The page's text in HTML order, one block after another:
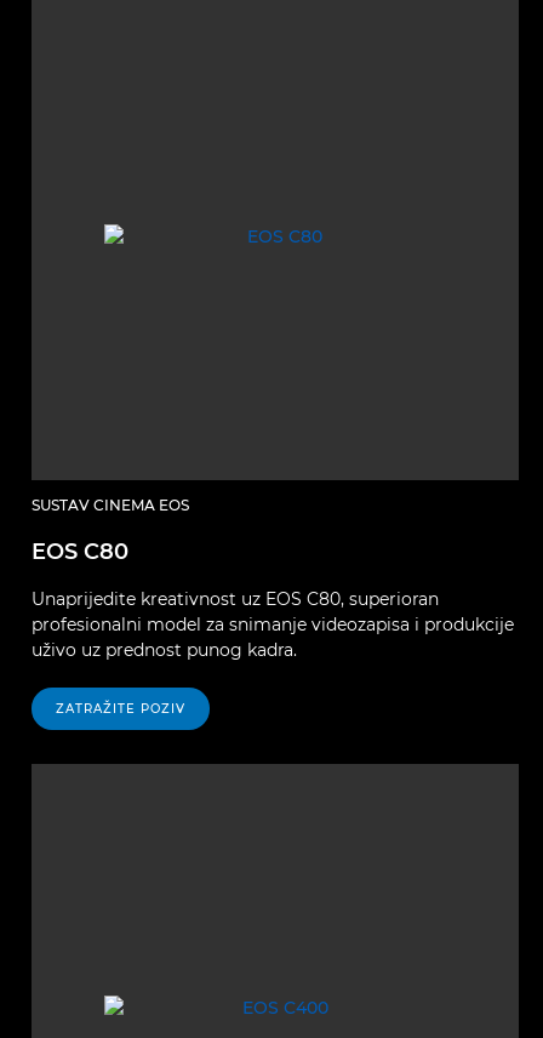
SUSTAV CINEMA EOS
EOS C80
Unaprijedite kreativnost uz EOS C80, superioran
profesionalni model za snimanje videozapisa i produkcije
uživo uz prednost punog kadra.
ZATRAŽITE POZIV